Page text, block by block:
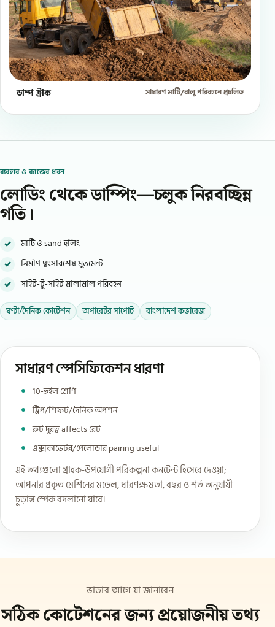
ডাম্প ট্রাক সাধারণ মাটি/বালু পরিবহনে প্রচলিত
ব্যবহার ও কাজের ধরন
লোডিং থেকে ডাম্পিং—চলুক নিরবচ্ছিন্ন
গতি।
মাটি ও sand হলিং
নির্মাণ ধ্বংসাবশেষ মুভমেন্ট
সাইট-টু-সাইট মালামাল পরিবহন
ঘণ্টা/দৈনিক কোটেশন অপারেটর সাপোর্ট বাংলাদেশ কভারেজ
সাধারণ স্পেসিফিকেশন ধারণা
10-হুইল শ্রেণি
ট্রিপ/শিফট/দৈনিক অপশন
রুট দূরত্ব affects রেট
এক্সকাভেটর/পেলোডার pairing useful
এই তথ্যগুলো গ্রাহক-উপযোগী পরিকল্পনা কনটেন্ট হিসেবে দেওয়া;
আপনার প্রকৃত মেশিনের মডেল, ধারণক্ষমতা, বছর ও শর্ত অনুযায়ী
চূড়ান্ত স্পেক বদলানো যাবে।
ভাড়ার আগে যা জানাবেন
সঠিক কোটেশনের জন্য প্রয়োজনীয় তথ্য